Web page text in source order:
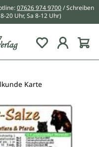
07626 974 9700/ Schreiben
20 Uhr, Sa 8-12 Uhr)
Du hast 0
Karte